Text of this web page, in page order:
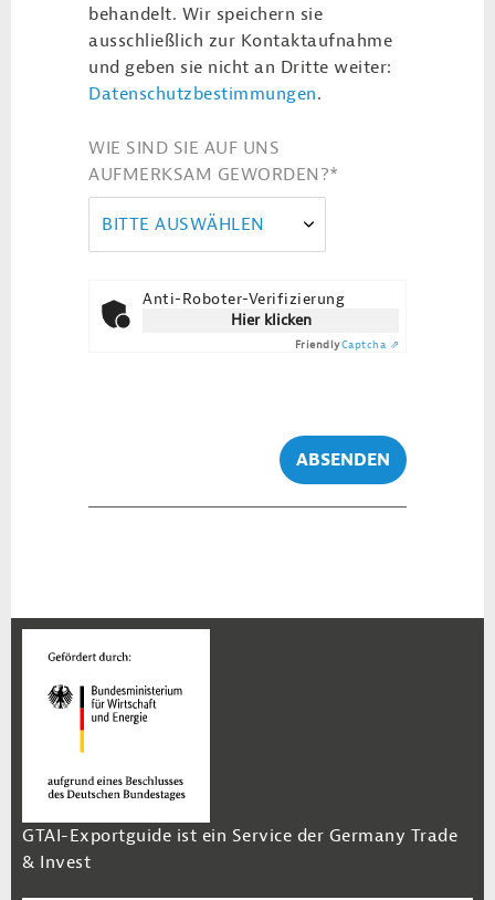
behandelt. Wir speichern sie
ausschließlich zur Kontaktaufnahme
und geben sie nicht an Dritte weiter:
Datenschutzbestimmungen.
WIE SIND SIE AUF UNS
AUFMERKSAM GEWORDEN?*
BITTE AUSWÄHLEN
Anti-Roboter-Verifizierung
Hier klicken
FriendlyCaptcha ⇗
ABSENDEN
GTAI-Exportguide ist ein Service der Germany Trade
& Invest